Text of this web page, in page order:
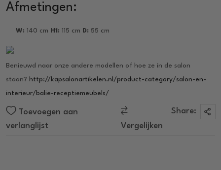
Afmetingen:
W: 140 cm H1: 115 cm D: 55 cm
Benieuwd naar onze andere modellen of hoe ze in de salon
staan? http://kapsalonartikelen.nl/product-category/salon-en-
interieur/balie-receptiemeubels/
Toevoegen aan
verlanglijst
Vergelijken
Share: